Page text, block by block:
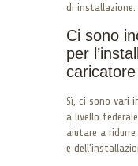
di installazione.
Ci sono
per
Sì, ci sono vari
a livello
aiutare a
e